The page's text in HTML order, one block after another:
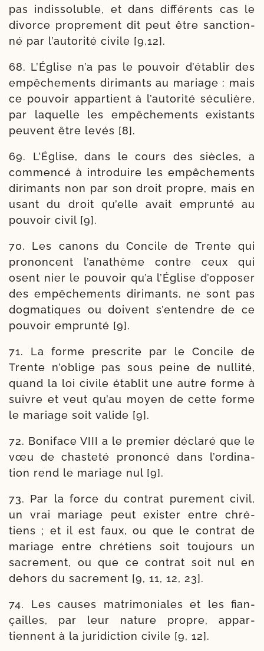
pas indis­so­luble, et dans dif­fé­rents cas le
divorce pro­pre­ment dit peut être sanc­tion­
né par l’au­to­ri­té civile [9,12].
68. L’Église n’a pas le pou­voir d’é­ta­blir des
empê­che­ments diri­mants au mariage : mais
ce pou­voir appar­tient à l’au­to­ri­té sécu­lière,
par laquelle les empê­che­ments exis­tants
peuvent être levés [8].
69. L’Église, dans le cours des siècles, a
com­men­cé à intro­duire les empê­che­ments
diri­mants non par son droit propre, mais en
usant du droit qu’elle avait emprun­té au
pou­voir civil [9].
70. Les canons du Concile de Trente qui
pro­noncent l’a­na­thème contre ceux qui
osent nier le pou­voir qu’a l’Église d’op­po­ser
des empê­che­ments diri­mants, ne sont pas
dog­ma­tiques ou doivent s’en­tendre de ce
pou­voir emprun­té [9].
71. La forme pres­crite par le Concile de
Trente n’o­blige pas sous peine de nul­li­té,
quand la loi civile éta­blit une autre forme à
suivre et veut qu’au moyen de cette forme
le mariage soit valide [9].
72. Boniface VIII a le pre­mier décla­ré que le
vœu de chas­te­té pro­non­cé dans l’or­di­na­
tion rend le mariage nul [9].
73. Par la force du contrat pure­ment civil,
un vrai mariage peut exis­ter entre chré­
tiens ; et il est faux, ou que le contrat de
mariage entre chré­tiens soit tou­jours un
sacre­ment, ou que ce contrat soit nul en
dehors du sacre­ment [9, 11, 12, 23].
74. Les causes matri­mo­niales et les fian­
çailles, par leur nature propre, appar­
tiennent à la juri­dic­tion civile [9, 12].